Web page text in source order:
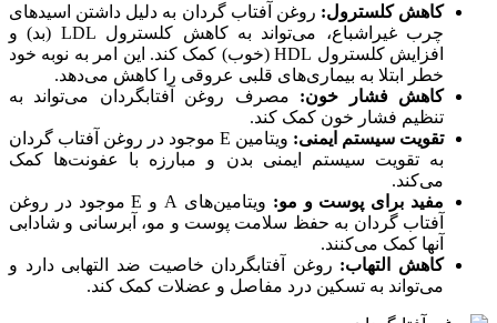
کاهش کلسترول: روغن آفتاب گردان به دلیل داشتن اسیدهای
چرب غیراشباع، می‌تواند به کاهش کلسترول LDL (بد) و
افزایش کلسترول HDL (خوب) کمک کند. این امر به نوبه خود
خطر ابتلا به بیماری‌های قلبی عروقی را کاهش می‌دهد.
کاهش فشار خون: مصرف روغن آفتابگردان می‌تواند به
تنظیم فشار خون کمک کند.
تقویت سیستم ایمنی:
ویتامین E موجود در روغن آفتاب گردان
به تقویت سیستم ایمنی بدن و مبارزه با عفونت‌ها کمک
می‌کند.
مفید برای پوست و مو:
ویتامین‌های A و E موجود در روغن
آفتاب گردان به حفظ سلامت پوست و مو، آبرسانی و شادابی
آنها کمک می‌کنند.
کاهش التهاب: روغن آفتابگردان خاصیت ضد التهابی دارد و
می‌تواند به تسکین درد مفاصل و عضلات کمک کند.